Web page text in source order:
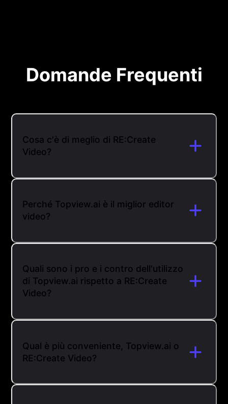
Domande Frequenti
Cosa c'è di meglio di RE:Create
Video?
Perché Topview.ai è il miglior editor
video?
Quali sono i pro e i contro dell'utilizzo
di Topview.ai rispetto a RE:Create
Video?
Qual è più conveniente, Topview.ai o
RE:Create Video?